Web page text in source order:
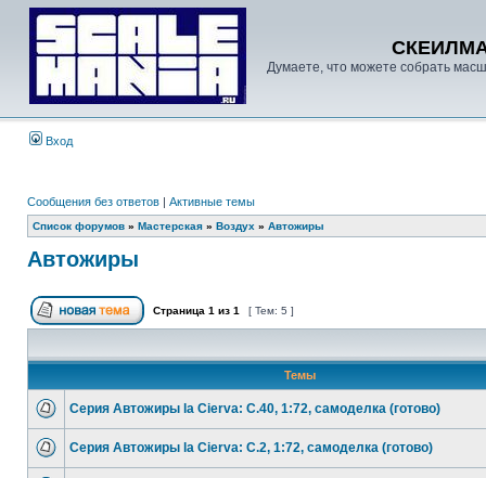
Думаете, что можете собрать
Вход
Сообщения без ответов | Активные темы
Список форумов » Мастерская » Воздух » Автожиры
Автожиры
Страница 1 из 1 [ Тем: 5 ]
Темы
Серия Автожиры la Cierva: C.40, 1:72, самоделка (готово)
Серия Автожиры la Cierva: C.2, 1:72, самоделка (готово)